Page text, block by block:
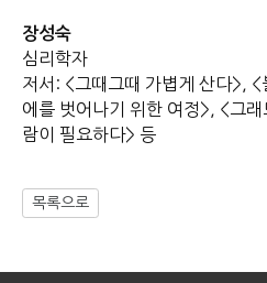
장성숙
심리학자
저서: <그때그때 가볍게 산다>,
에를 벗어나기 위한 여정>, <그
람이 필요하다> 등
목록으로